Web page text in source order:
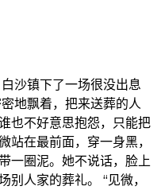
沙镇下了一场很没出息
地飘着，把来送葬的人
也不好意思抱怨，只能把
站在最前面，穿一身黑，
一圈泥。她不说话，脸上
人家的葬礼。 “见微，